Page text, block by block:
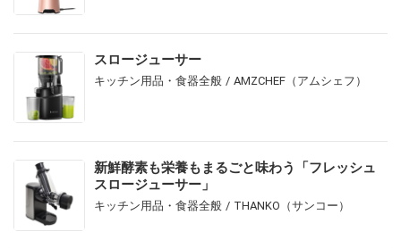
スロージューサー
キッチン用品・食器全般 / AMZCHEF（アムシェフ）
新鮮酵素も栄養もまるごと味わう「フレッシュ
スロージューサー」
キッチン用品・食器全般 / THANKO（サンコー）